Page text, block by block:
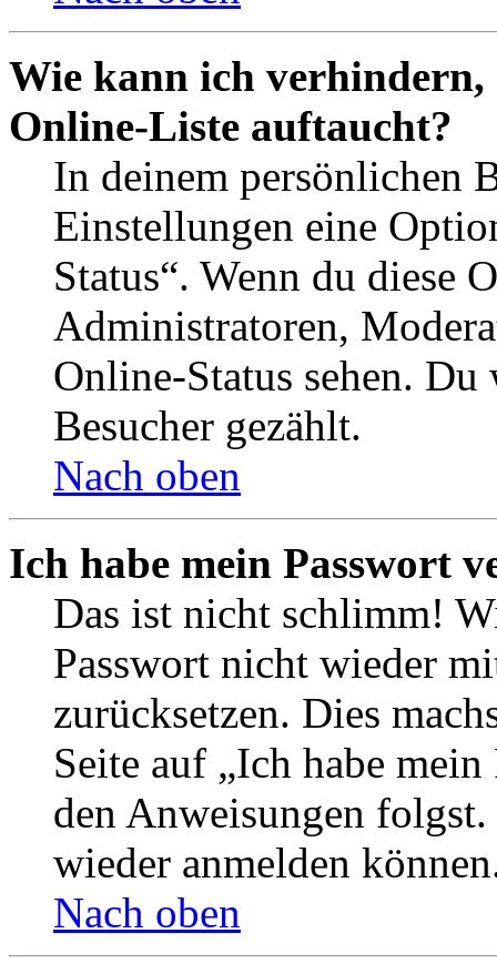
Wie kann ich verhindern,
Online-Liste auftaucht?
In deinem persönlichen
Einstellungen eine
Status“. Wenn du diese
Administratoren,
Online-Status sehen.
Besucher gezählt.
Nach oben
Ich habe mein Passwort
Das ist nicht schlimm!
Passwort nicht wieder
zurücksetzen. Dies
Seite auf „Ich habe
den Anweisungen
wieder anmelden
Nach oben